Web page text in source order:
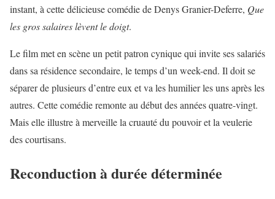
instant, à cette délicieuse comédie de Denys Granier-Deferre, Que
les gros salaires lèvent le doigt.
Le film met en scène un petit patron cynique qui invite ses salariés
dans sa résidence secondaire, le temps d’un week-end. Il doit se
séparer de plusieurs d’entre eux et va les humilier les uns après les
autres. Cette comédie remonte au début des années quatre-vingt.
Mais elle illustre à merveille la cruauté du pouvoir et la veulerie
des courtisans.
Reconduction à durée déterminée